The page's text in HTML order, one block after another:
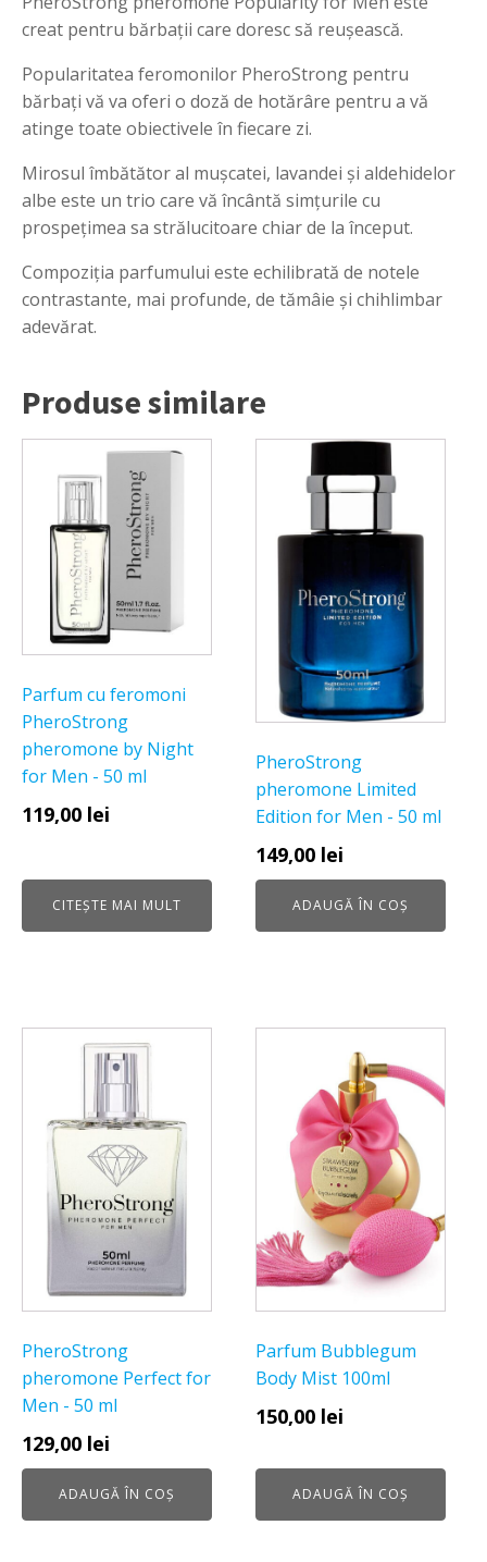
creat pentru bărbații care doresc să reușească.
Popularitatea feromonilor PheroStrong pentru
bărbați vă va oferi o doză de hotărâre pentru a vă
atinge toate obiectivele în fiecare zi.
Mirosul îmbătător al mușcatei, lavandei și aldehidelor
albe este un trio care vă încântă simțurile cu
prospețimea sa strălucitoare chiar de la început.
Compoziția parfumului este echilibrată de notele
contrastante, mai profunde, de tămâie și chihlimbar
adevărat.
Produse similare
Parfum cu feromoni
PheroStrong
pheromone by Night
for Men - 50 ml
119,00 lei
CITEȘTE MAI MULT
PheroStrong
pheromone Limited
Edition for Men - 50 ml
149,00 lei
ADAUGĂ ÎN COȘ
PheroStrong
pheromone Perfect for
Men - 50 ml
129,00 lei
ADAUGĂ ÎN COȘ
Parfum Bubblegum
Body Mist 100ml
150,00 lei
ADAUGĂ ÎN COȘ